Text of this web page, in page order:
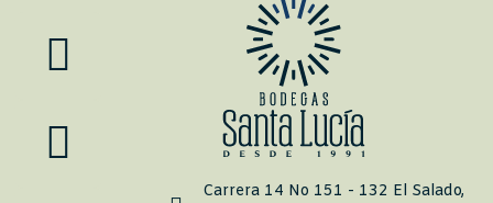
Carrera 14 No 151 - 132 El Salado,